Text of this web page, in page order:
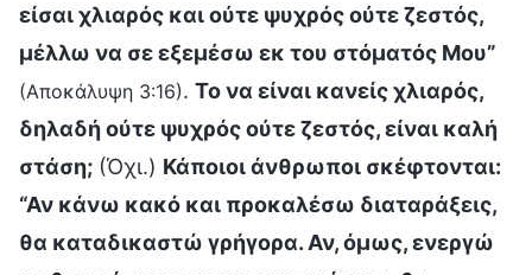
είσαι χλιαρός και ούτε ψυχρός ούτε ζεστός,
μέλλω να σε εξεμέσω εκ του στόματός Μου”
(Αποκάλυψη 3:16). Το να είναι κανείς χλιαρός,
δηλαδή ούτε ψυχρός ούτε ζεστός, είναι καλή
στάση; (Όχι.) Κάποιοι άνθρωποι σκέφτονται:
“Αν κάνω κακό και προκαλέσω διαταράξεις,
θα καταδικαστώ γρήγορα. Αν, όμως, ενεργώ